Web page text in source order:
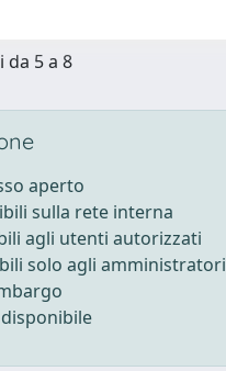
5 a 8
aperto
sulla rete interna
agli utenti autorizzati
solo agli amministratori